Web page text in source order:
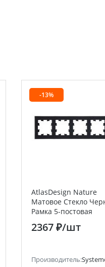
Schneider Electric)
-13%
AtlasDesign Nature
Матовое Стекло
Рамка 5-постовая
(Schneider Electric)
Electric (Schneider
2367 ₽/шт
Производитель: